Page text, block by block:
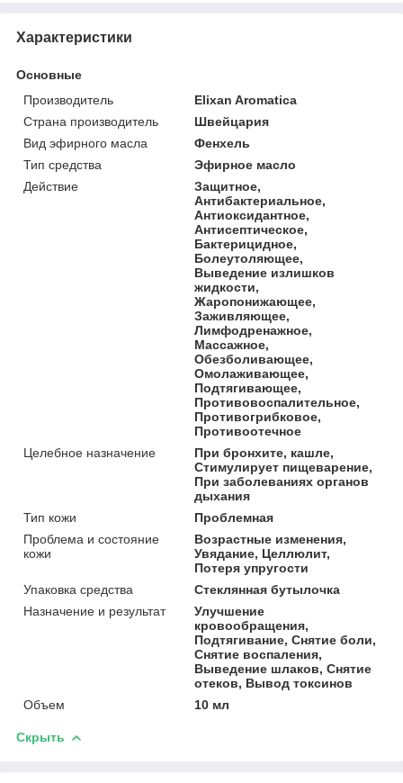
Характеристики
Основные
Производитель
Elixan Aromatica
Страна производитель
Швейцария
Вид эфирного масла
Фенхель
Тип средства
Эфирное масло
Действие
Защитное,
Антибактериальное,
Антиоксидантное,
Антисептическое,
Бактерицидное,
Болеутоляющее,
Выведение излишков
жидкости,
Жаропонижающее,
Заживляющее,
Лимфодренажное,
Массажное,
Обезболивающее,
Омолаживающее,
Подтягивающее,
Противовоспалительное,
Противогрибковое,
Противоотечное
Целебное назначение
При бронхите, кашле,
Стимулирует пищеварение,
При заболеваниях органов
дыхания
Тип кожи
Проблемная
Проблема и состояние
кожи
Возрастные изменения,
Увядание, Целлюлит,
Потеря упругости
Упаковка средства
Стеклянная бутылочка
Назначение и результат
Улучшение
кровообращения,
Подтягивание, Снятие боли,
Снятие воспаления,
Выведение шлаков, Снятие
отеков, Вывод токсинов
Объем
10 мл
Скрыть